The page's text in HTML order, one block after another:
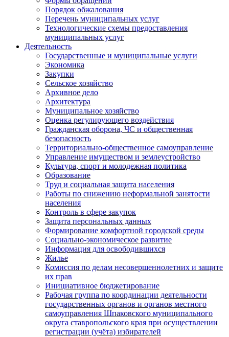
Порядок обжалования
Перечень муниципальных услуг
Технологические схемы предоставления
муниципальных услуг
Деятельность
Государственные и муниципальные услуги
Экономика
Закупки
Сельское хозяйство
Архивное дело
Архитектура
Муниципальное хозяйство
Оценка регулирующего воздействия
Гражданская оборона, ЧС и общественная
безопасность
Территориально-общественное самоуправление
Управление имуществом и землеустройство
Культура, спорт и молодежная политика
Образование
Труд и социальная защита населения
Работы по снижению неформальной занятости
населения
Контроль в сфере закупок
Защита персональных данных
Формирование комфортной городской среды
Социально-экономическое развитие
Информация для освободившихся
Жилье
Комиссия по делам несовершеннолетних и защите
их прав
Инициативное бюджетирование
Рабочая группа по координации деятельности
государственных органов и органов местного
самоуправления Шпаковского муниципального
округа ставропольского края при осуществлении
регистрации (учёта) избирателей